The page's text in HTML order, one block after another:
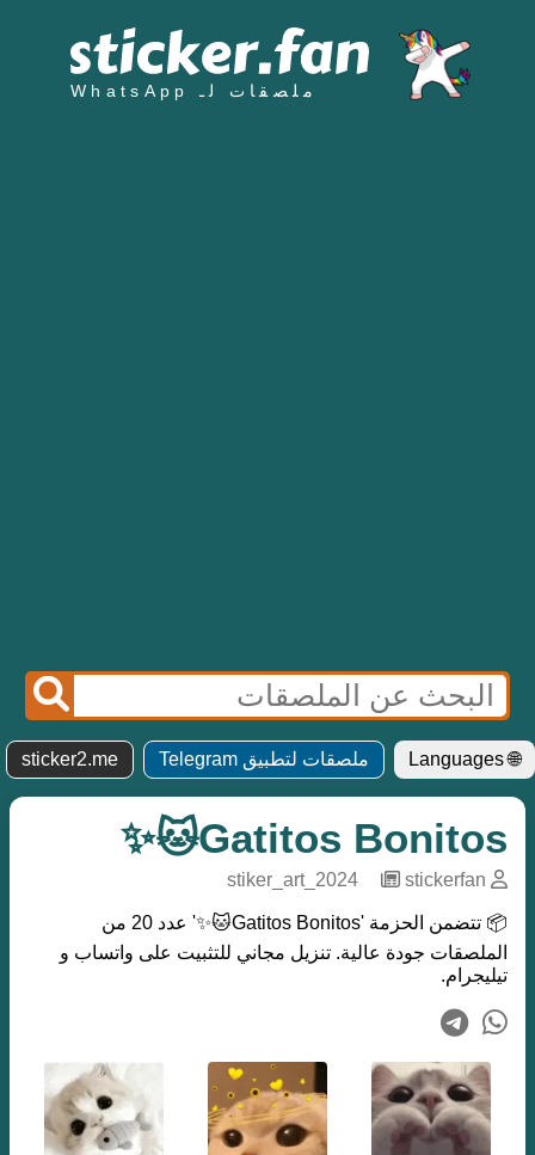
ملصقات لـ WhatsApp
🌐 Languages ملصقات لتطبيق Telegram sticker2.me
Gatitos Bonitos🐱✨
stiker_art_2024 stickerfan
📦 تتضمن الحزمة 'Gatitos Bonitos🐱✨' عدد 20 من
الملصقات جودة عالية. تنزيل مجاني للتثبيت على واتساب و
تيليجرام.